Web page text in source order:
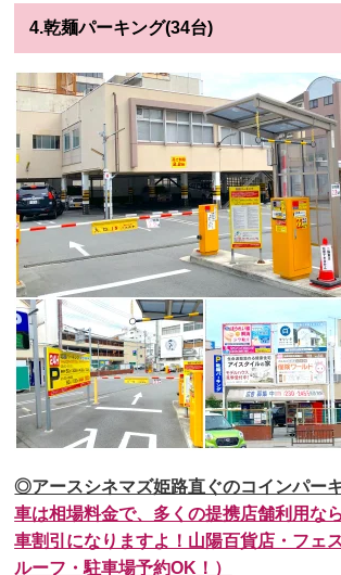
4.乾麺パーキング(34台)
◎アースシネマズ姫路直ぐのコインパー
車は相場料金で、多くの提携店舗利用な
車割引になりますよ！山陽百貨店・フェ
ルーフ・駐車場予約OK！）